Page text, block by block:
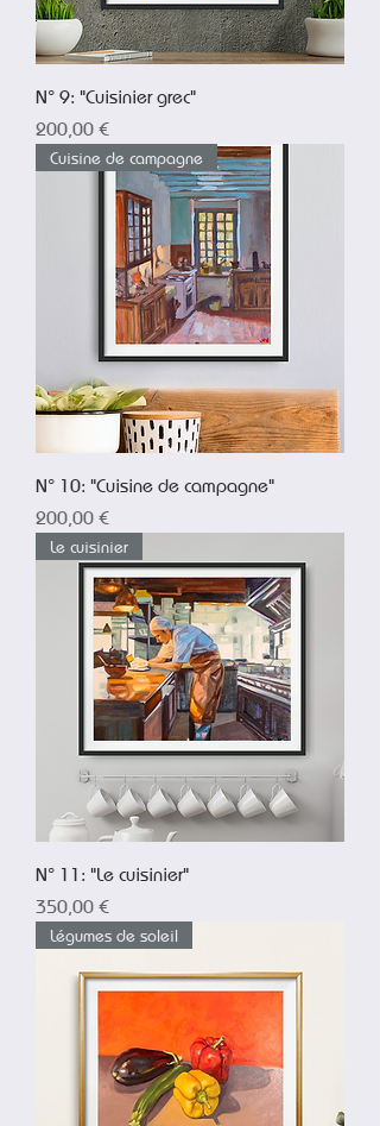
N° 9: "Cuisinier grec"
Prix
200,00 €
Cuisine de campagne
N° 10: "Cuisine de campagne"
Prix
200,00 €
Le cuisinier
N° 11: "Le cuisinier"
Prix
350,00 €
Légumes de soleil